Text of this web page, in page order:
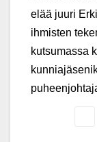
elää juuri
ihmisten
kutsumassa